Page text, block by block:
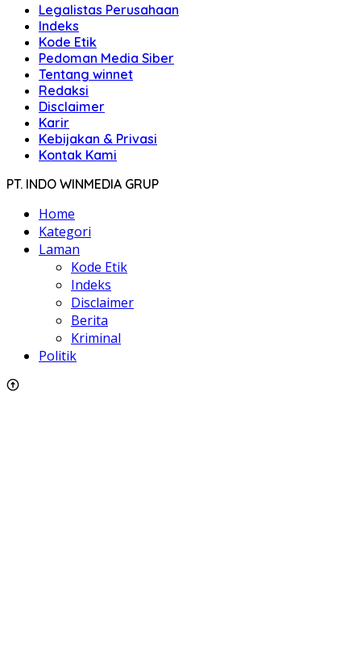
Legalistas Perusahaan
Indeks
Kode Etik
Pedoman Media Siber
Tentang winnet
Redaksi
Disclaimer
Karir
Kebijakan & Privasi
Kontak Kami
PT. INDO WINMEDIA GRUP
Home
Kategori
Laman
Kode Etik
Indeks
Disclaimer
Berita
Kriminal
Politik